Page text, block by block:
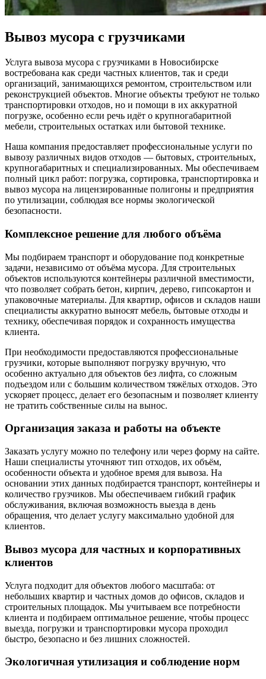
Вывоз мусора с грузчиками
Услуга вывоза мусора с грузчиками в Новосибирске
востребована как среди частных клиентов, так и среди
организаций, занимающихся ремонтом, строительством или
реконструкцией объектов. Многие объекты требуют не только
транспортировки отходов, но и помощи в их аккуратной
погрузке, особенно если речь идёт о крупногабаритной
мебели, строительных остатках или бытовой технике.
Наша компания предоставляет профессиональные услуги по
вывозу различных видов отходов — бытовых, строительных,
крупногабаритных и специализированных. Мы обеспечиваем
полный цикл работ: погрузка, сортировка, транспортировка и
вывоз мусора на лицензированные полигоны и предприятия
по утилизации, соблюдая все нормы экологической
безопасности.
Комплексное решение для любого объёма
Мы подбираем транспорт и оборудование под конкретные
задачи, независимо от объёма мусора. Для строительных
объектов используются контейнеры различной вместимости,
что позволяет собрать бетон, кирпич, дерево, гипсокартон и
упаковочные материалы. Для квартир, офисов и складов наши
специалисты аккуратно выносят мебель, бытовые отходы и
технику, обеспечивая порядок и сохранность имущества
клиента.
При необходимости предоставляются профессиональные
грузчики, которые выполняют погрузку вручную, что
особенно актуально для объектов без лифта, со сложным
подъездом или с большим количеством тяжёлых отходов. Это
ускоряет процесс, делает его безопасным и позволяет клиенту
не тратить собственные силы на вынос.
Организация заказа и работы на объекте
Заказать услугу можно по телефону или через форму на сайте.
Наши специалисты уточняют тип отходов, их объём,
особенности объекта и удобное время для вывоза. На
основании этих данных подбирается транспорт, контейнеры и
количество грузчиков. Мы обеспечиваем гибкий график
обслуживания, включая возможность выезда в день
обращения, что делает услугу максимально удобной для
клиентов.
Вывоз мусора для частных и корпоративных
клиентов
Услуга подходит для объектов любого масштаба: от
небольших квартир и частных домов до офисов, складов и
строительных площадок. Мы учитываем все потребности
клиента и подбираем оптимальное решение, чтобы процесс
выезда, погрузки и транспортировки мусора проходил
быстро, безопасно и без лишних сложностей.
Экологичная утилизация и соблюдение норм